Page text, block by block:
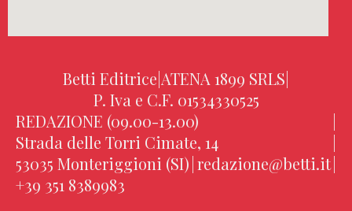
Betti Editrice ATENA 1899 SRLS
P. Iva e C.F. 01534330525
REDAZIONE (09.00-13.00)
Strada delle Torri Cimate, 14
53035 Monteriggioni (SI) redazione@betti.it
+39 351 8389983